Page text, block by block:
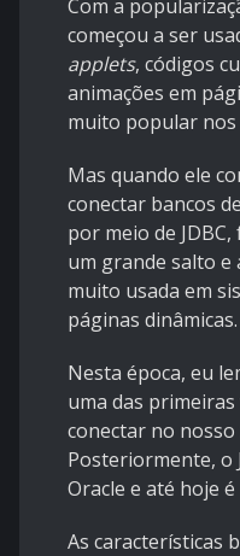
Com a
começou a ser
applets, códigos
animações em
muito popular nos
Mas quando ele
conectar bancos
por meio de
um grande salto e
muito usada em
páginas dinâmicas.
Nesta época, eu
uma das
conectar no nosso
Posteriormente, o
Oracle e até hoje
As características